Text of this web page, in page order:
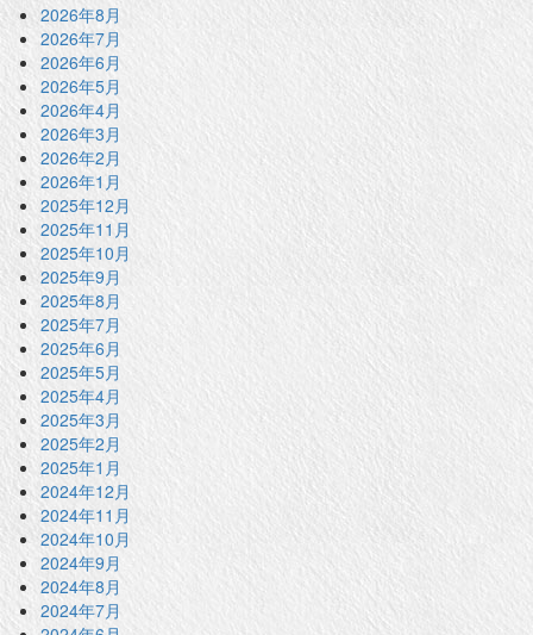
2026年8月
2026年7月
2026年6月
2026年5月
2026年4月
2026年3月
2026年2月
2026年1月
2025年12月
2025年11月
2025年10月
2025年9月
2025年8月
2025年7月
2025年6月
2025年5月
2025年4月
2025年3月
2025年2月
2025年1月
2024年12月
2024年11月
2024年10月
2024年9月
2024年8月
2024年7月